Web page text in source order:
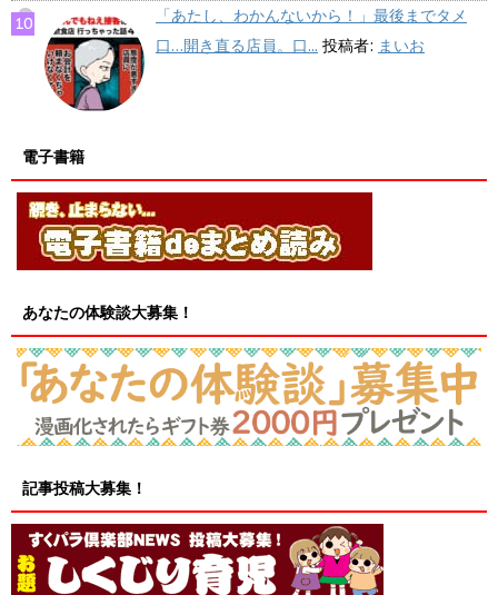
「あたし、わかんないから！」最後までタメ
口…開き直る店員。口... 投稿者: まいお
電子書籍
あなたの体験談大募集！
記事投稿大募集！